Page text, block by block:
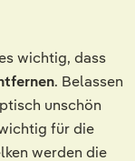
wichtig, dass
. Belassen
unschön
für die
werden die